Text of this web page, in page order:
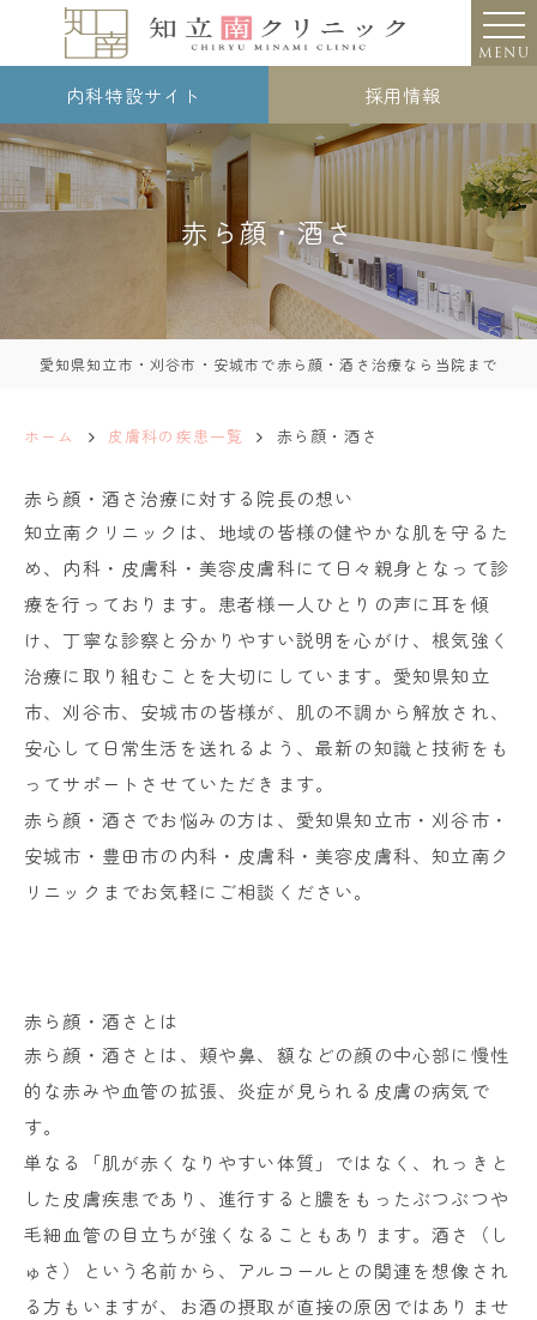
MENU
内科特設サイト 採用情報
赤ら顔・酒さ
愛知県知立市・刈谷市・安城市で赤ら顔・酒さ治療なら当院まで
ホーム 皮膚科の疾患一覧 赤ら顔・酒さ
赤ら顔・酒さ治療に対する院長の想い
知立南クリニックは、地域の皆様の健やかな肌を守るた
め、内科・皮膚科・美容皮膚科にて日々親身となって診
療を行っております。患者様一人ひとりの声に耳を傾
け、丁寧な診察と分かりやすい説明を心がけ、根気強く
治療に取り組むことを大切にしています。愛知県知立
市、刈谷市、安城市の皆様が、肌の不調から解放され、
安心して日常生活を送れるよう、最新の知識と技術をも
ってサポートさせていただきます。
赤ら顔・酒さでお悩みの方は、愛知県知立市・刈谷市・
安城市・豊田市の内科・皮膚科・美容皮膚科、知立南ク
リニックまでお気軽にご相談ください。
赤ら顔・酒さとは
赤ら顔・酒さとは、頬や鼻、額などの顔の中心部に慢性
的な赤みや血管の拡張、炎症が見られる皮膚の病気で
す。
単なる「肌が赤くなりやすい体質」ではなく、れっきと
した皮膚疾患であり、進行すると膿をもったぶつぶつや
毛細血管の目立ちが強くなることもあります。酒さ（し
ゅさ）という名前から、アルコールとの関連を想像され
る方もいますが、お酒の摂取が直接の原因ではありませ